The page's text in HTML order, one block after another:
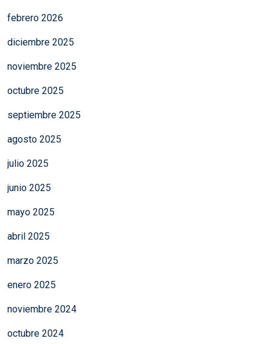
febrero 2026
diciembre 2025
noviembre 2025
octubre 2025
septiembre 2025
agosto 2025
julio 2025
junio 2025
mayo 2025
abril 2025
marzo 2025
enero 2025
noviembre 2024
octubre 2024